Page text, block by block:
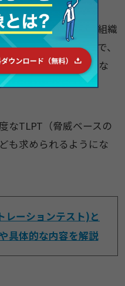
ステムだけでなく、組織
対象としているので、
ィスや物理的な設備な
なTLPT（脅威ベースの
も求められるようにな
レーションテスト)と
具体的な内容を解説